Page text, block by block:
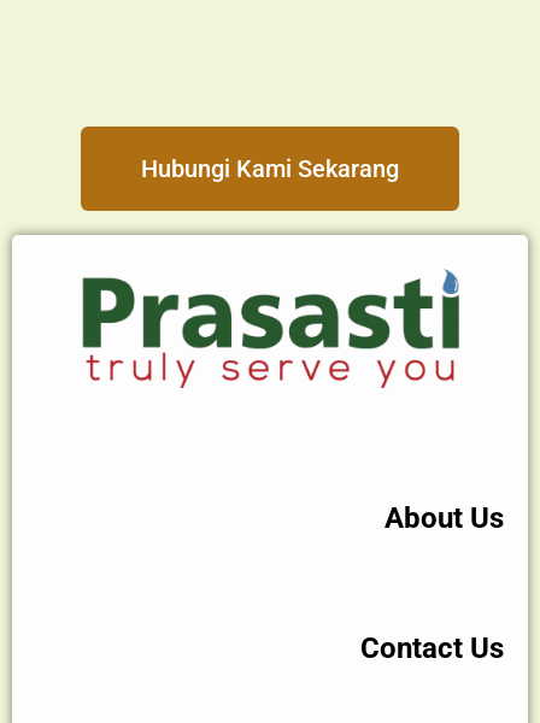
Hubungi Kami Sekarang
About Us
Contact Us